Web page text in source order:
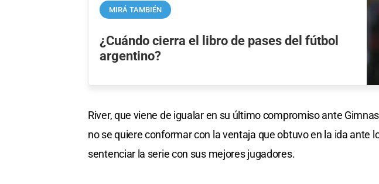
MIRÁ TAMBIÉN
¿Cuándo cierra el libro de pases del fútbol
argentino?
River, que viene de igualar en su último compromiso ante
no se quiere conformar con la ventaja que obtuvo en la ida ante
sentenciar la serie con sus mejores jugadores.